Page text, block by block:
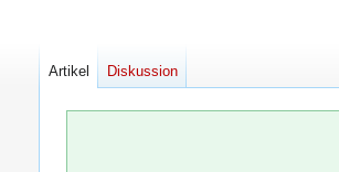
Artikel Diskussion